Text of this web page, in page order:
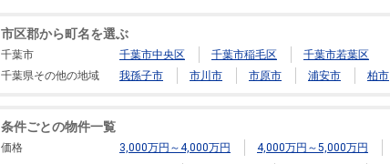
市区郡から町名を選ぶ
千葉市 千葉市中央区 千葉市稲毛区
千葉市若葉区
千葉県その他の地域
我孫子市 市川市 市原市 浦安市 柏市
条件ごとの物件一覧
価格 3,000万円～4,000万円 4,000万円～5,000万円